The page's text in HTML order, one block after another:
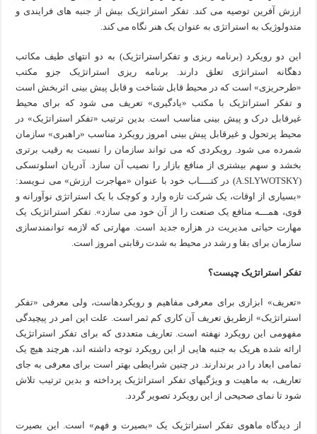
ارزش آفرین توصیه می کند. تفکر استراتژیک بیش از جنبه های فرایندی و
متدولوژیک به استراتژی به عنوان یک هنر نگاه می کند.
این دو رویکرد (برنامه ریزی و تفکراستراتژیک) به دو انتهای طیف مکاتب
دهگانه استراتژی تعلق دارند. برنامه ریزی استراتژیک جزو مکتب
«طرحریزی» است که در محیط قابل شناخت و قابل پیش بینی اثربخش است
و تفکر استراتژیک با مکتب «یادگیری» تعریف می شود که برای محیط
غیرقابل درک و پیش بینی مناسب است. بدین ترتیب «تفکر استراتژیک» در
محیط پرتحول و غیرقابل پیش بینی امروز رویکرد مناسب «راهبری» سازمان
شمرده می شود. رویکردی که می تواند سازمان را نسبت به رقیب برتری
بخشد و سهم بیشتری از منافع بازار را نصیب آن سازد. آدریان اسلوتسکی
(A.SLYWOTSKY) در کتــــاب خود با عنوان «مهاجرت ارزش» می نـویسد:
«بسیاری از اوقات، یک شرکت تازه وارد و کوچک با یک استراتژی نوآورانه و
قوی، همـــه منافع یک صنعت را از آن خود می سازد». تفکر استراتژیک یک
مهارت حیاتی مدیریت در هزاره جدید است. مهارتی که لازمه توانمندسازی
سازمان برای بقا و رشد در محیط به شدت رقابتی امروز است.
تفکر استراتژیک چیست؟
«تعریف» ابزاری برای معرفی مفاهیم و رویکردهاست، ولی معرفی «تفکر
استراتژیک» ازطریق تعریف آن کاری کم ثمر است. علت این امر در پیچیدگی
مفهومی این رویکرد نهفته است. تعاریف متعددی که برای تفکر استراتژیک
ارائه شده هریک به جنبه هایی از این رویکرد توجه داشته اند، هرچند هیچ یک
تمامی ابعاد را در برندارند. در چنین شرایطی بهتر است برای معرفی به جای
تعاریف، به ماهیت و ویژگیهای تفکر استراتژیک پرداخته و بدین ترتیب تلاش
شود تا نمای صحیحی از این رویکرد تصویر گردد.
از دیدگاه ماهوی تفکر استراتژیک یک «بصیرت و فهم» است. این بصیرت